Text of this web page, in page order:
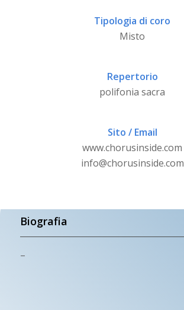
Tipologia di coro
Misto
Repertorio
polifonia sacra
Sito / Email
www.chorusinside.com
info@chorusinside.com
Biografia
–